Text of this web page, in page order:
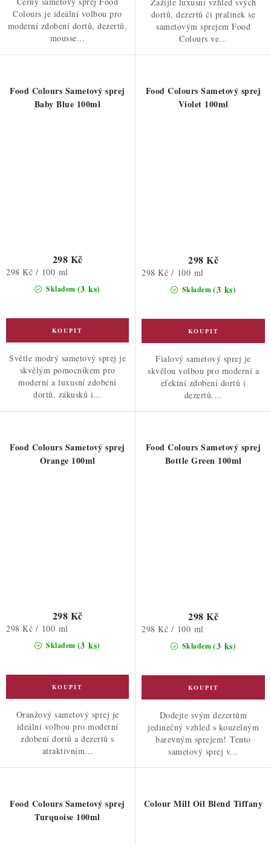
Colours je ideální volbou pro
moderní zdobení dortů, dezertů,
mousse...
dortů, dezertů či pralinek se
sametovým sprejem Food
Colours ve...
Food Colours Sametový sprej
Baby Blue 100ml
Skladem (3 ks)
298 Kč
Měrná
298 Kč / 100 ml
Světle modrý sametový sprej je
skvělým pomocníkem pro
moderní a luxusní zdobení
dortů, zákusků i...
Food Colours Sametový sprej
Violet 100ml
Skladem(3 ks)
298 Kč
Měrná
298 Kč / 100 ml
Fialový sametový sprej je
skvělou volbou pro moderní a
efektní zdobení dortů i
dezertů....
Food Colours Sametový sprej
Orange 100ml
Skladem (3 ks)
298 Kč
Měrná
298 Kč / 100 ml
Oranžový sametový sprej je
ideální volbou pro moderní
zdobení dortů a dezertů s
atraktivním...
Food Colours Sametový sprej
Bottle Green 100ml
Skladem(3 ks)
298 Kč
Měrná
298 Kč / 100 ml
Dodejte svým dezertům
jedinečný vzhled s kouzelným
barevným sprejem! Tento
sametový sprej v...
Food Colours Sametový sprej
Turquoise 100ml
Colour Mill Oil Blend Tiffany